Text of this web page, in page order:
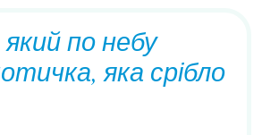
по небу
яка срібло